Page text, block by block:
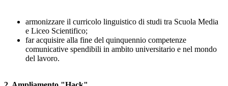
armonizzare il curricolo linguistico di studi tra Scuola Media
e Liceo Scientifico;
far acquisire alla fine del quinquennio competenze
comunicative spendibili in ambito universitario e nel mondo
del lavoro.